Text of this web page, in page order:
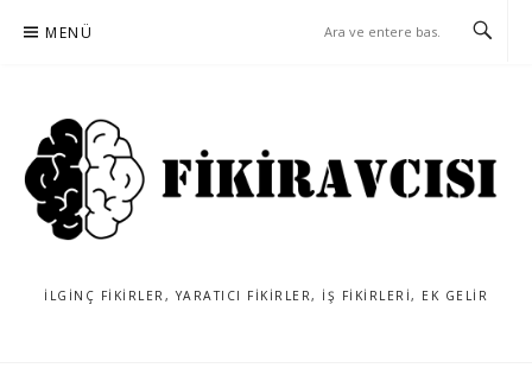
atla
MENÜ
İLGINÇ FIKIRLER, YARATICI FIKIRLER, IŞ FIKIRLERI, EK GELIR